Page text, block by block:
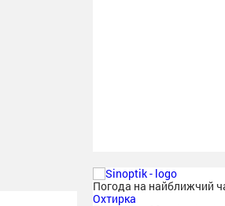
Погода на найближчий
Охтирка